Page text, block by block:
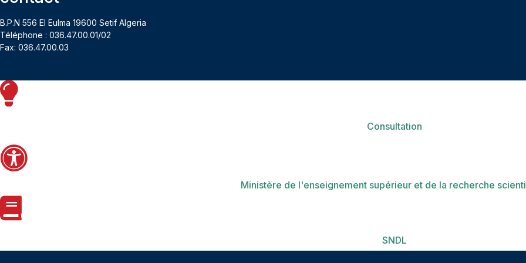
Téléphone : 036.47.00.01/02
Fax: 036.47.00.03
Consultation
Ministère de l'enseignement supérieur et de la recherche
SNDL